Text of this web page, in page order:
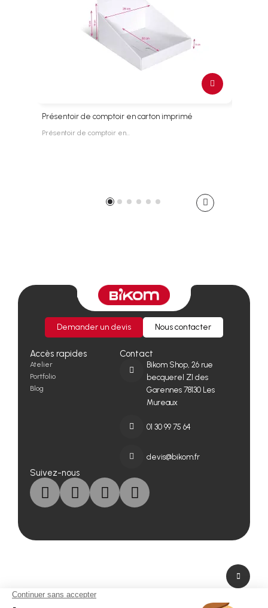
Présentoir de comptoir en carton imprimé
Présentoir de comptoir en…
Demander un devis Nous contacter
Accès rapides
Atelier
Portfolio
Blog
Contact
Bikom Shop, 26 rue
becquerel ZI des
Garennes 78130 Les
Mureaux
01 30 99 75 64
devis@bikom.fr
Suivez-nous